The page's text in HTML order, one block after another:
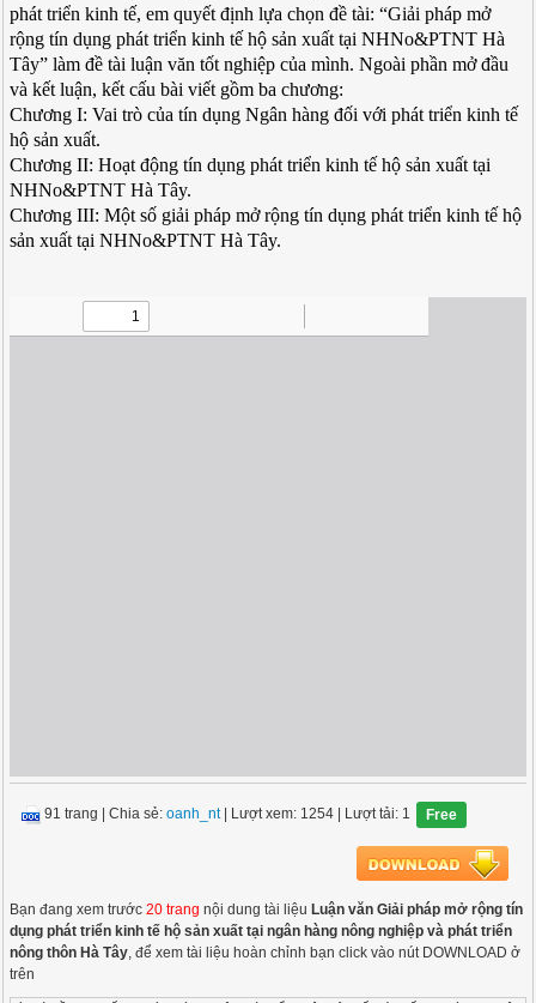
phát triển kinh tế, em quyết định lựa chọn đề tài: “Giải pháp mở
rộng tín dụng phát triển kinh tế hộ sản xuất tại NHNo&PTNT Hà
Tây” làm đề tài luận văn tốt nghiệp của mình. Ngoài phần mở đầu
và kết luận, kết cấu bài viết gồm ba chương:
Chương I: Vai trò của tín dụng Ngân hàng đối với phát triển kinh tế
hộ sản xuất.
Chương II: Hoạt động tín dụng phát triển kinh tế hộ sản xuất tại
NHNo&PTNT Hà Tây.
Chương III: Một số giải pháp mở rộng tín dụng phát triển kinh tế hộ
sản xuất tại NHNo&PTNT Hà Tây.
91 trang |Chia sẻ:oanh_nt| Lượt xem: 1254 | Lượt tải: 1 Free
Bạn đang xem trước20 trang nội dung tài liệu Luận văn Giải pháp mở rộng tín
dụng phát triển kinh tế hộ sản xuất tại ngân hàng nông nghiệp và phát triển
nông thôn Hà Tây, để xem tài liệu hoàn chỉnh bạn click vào nút DOWNLOAD ở
trên